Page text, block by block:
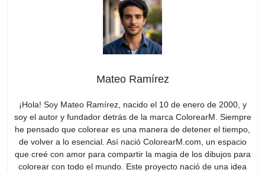
Mateo Ramírez
¡Hola! Soy Mateo Ramírez, nacido el 10 de enero de 2000, y
soy el autor y fundador detrás de la marca ColorearM. Siempre
he pensado que colorear es una manera de detener el tiempo,
de volver a lo esencial. Así nació ColorearM.com, un espacio
que creé con amor para compartir la magia de los dibujos para
colorear con todo el mundo. Este proyecto nació de una idea